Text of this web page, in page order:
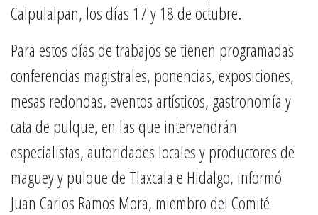
Calpulalpan, los días 17 y 18 de octubre.
Para estos días de trabajos se tienen programadas
conferencias magistrales, ponencias, exposiciones,
mesas redondas, eventos artísticos, gastronomía y
cata de pulque, en las que intervendrán
especialistas, autoridades locales y productores de
maguey y pulque de Tlaxcala e Hidalgo, informó
Juan Carlos Ramos Mora, miembro del Comité